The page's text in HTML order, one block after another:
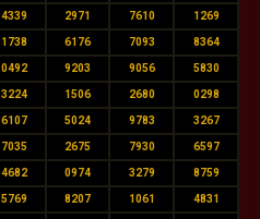
4339 2971 7610 1269
1738 6176 7093 8364
0492 9203 9056 5830
3224 1506 2680 0298
6107 5024 9783 3267
7035 2675 7930 6597
4682 0974 3279 8759
5769 8207 1061 4831